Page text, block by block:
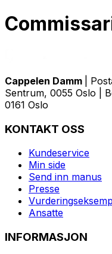
Cappelen Damm
|
Sentrum, 0055 Oslo |
0161 Oslo
KONTAKT OSS
Kundeservice
Min side
Send inn manus
Presse
Ansatte
INFORMASJON